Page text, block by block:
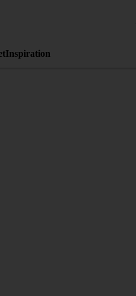
Inspiration